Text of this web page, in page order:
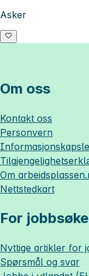
Asker
Om oss
Kontakt oss
Personvern
Om
Nettstedkart
For
Nyttige artikler for
Spørsmål og svar